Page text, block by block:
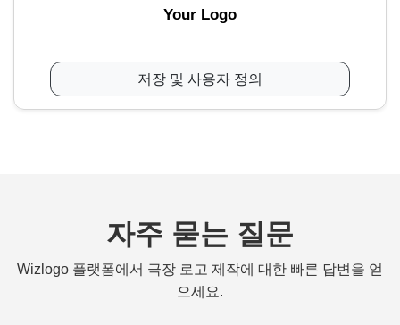
Your Logo
저장 및 사용자 정의
자주 묻는 질문
Wizlogo 플랫폼에서 극장 로고 제작에 대한 빠른 답변을 얻
으세요.